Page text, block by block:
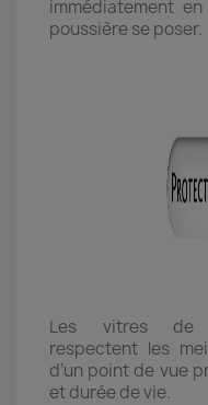
immédiatement
poussière se poser.
Les vitres de
respectent les
d’un point de vue
et durée de vie.